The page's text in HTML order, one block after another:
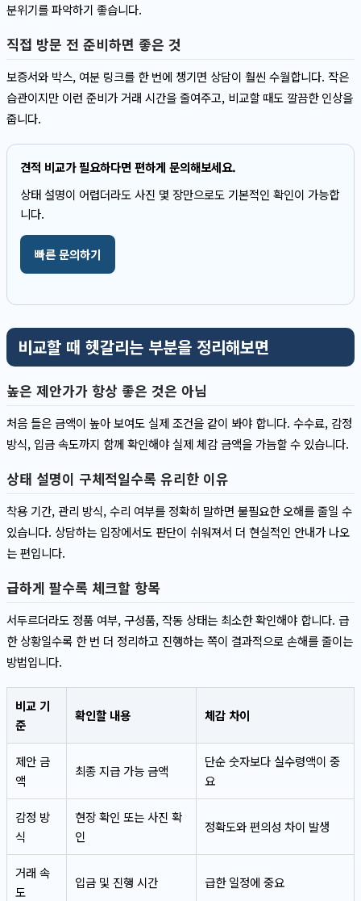
분위기를 파악하기 좋습니다.
직접 방문 전 준비하면 좋은 것
보증서와 박스, 여분 링크를 한 번에 챙기면 상담이 훨씬 수월합니다. 작은
습관이지만 이런 준비가 거래 시간을 줄여주고, 비교할 때도 깔끔한 인상을
줍니다.
견적 비교가 필요하다면 편하게 문의해보세요.
상태 설명이 어렵더라도 사진 몇 장만으로도 기본적인 확인이 가능합
니다.
빠른 문의하기
비교할 때 헷갈리는 부분을 정리해보면
높은 제안가가 항상 좋은 것은 아님
처음 들은 금액이 높아 보여도 실제 조건을 같이 봐야 합니다. 수수료, 감정
방식, 입금 속도까지 함께 확인해야 실제 체감 금액을 가늠할 수 있습니다.
상태 설명이 구체적일수록 유리한 이유
착용 기간, 관리 방식, 수리 여부를 정확히 말하면 불필요한 오해를 줄일 수
있습니다. 상담하는 입장에서도 판단이 쉬워져서 더 현실적인 안내가 나오
는 편입니다.
급하게 팔수록 체크할 항목
서두르더라도 정품 여부, 구성품, 작동 상태는 최소한 확인해야 합니다. 급
한 상황일수록 한 번 더 정리하고 진행하는 쪽이 결과적으로 손해를 줄이는
방법입니다.
비교 기
준
확인할 내용 체감 차이
제안 금
액
최종 지급 가능 금액
단순 숫자보다 실수령액이 중
요
감정 방
식
현장 확인 또는 사진 확
인
정확도와 편의성 차이 발생
거래 속
도
입금 및 진행 시간 급한 일정에 중요